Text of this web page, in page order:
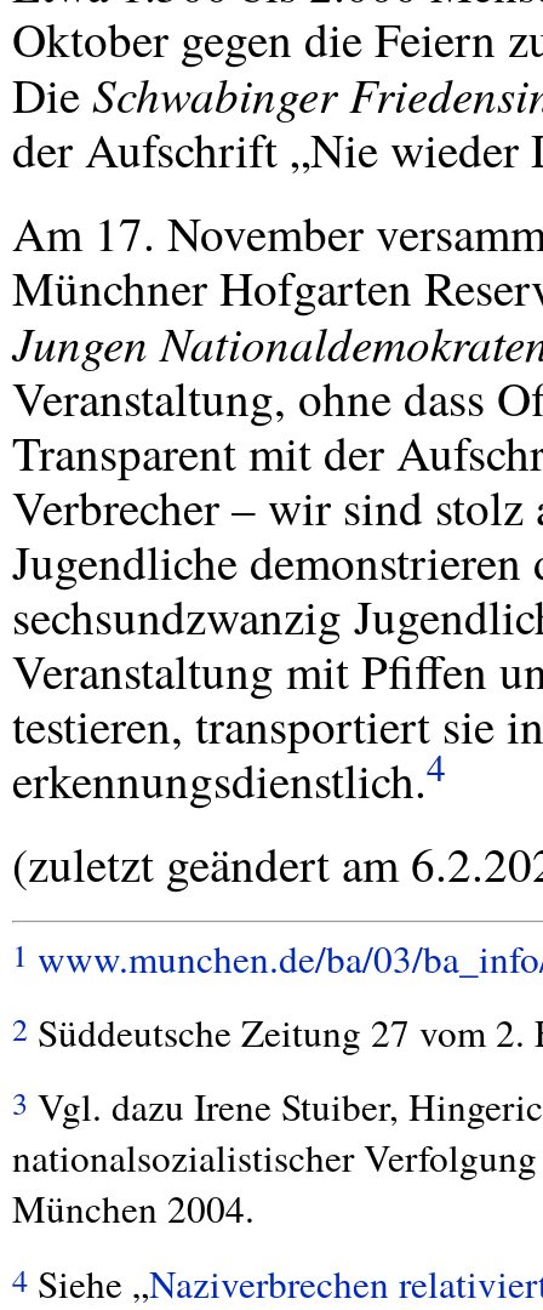
Oktober gegen die Feiern
DieSchwabinger
der Aufschrift „Nie wieder
Am 17. November
Münchner Hofgarten
Jungen
Veranstaltung, ohne dass
Transparent mit der
Verbrecher – wir sind
Jugendliche
sechsundzwanzig
Veranstaltung mit Pfiffen
testieren, transportiert sie
erkennungsdienstlich.4
(zuletzt geändert am
1 www.munchen.de/ba/03/
2 Süddeutsche Zeitung 27 vom 2.
3 Vgl. dazu Irene Stuiber,
nationalsozialistischer
München 2004.
4 Siehe „Naziverbrechen